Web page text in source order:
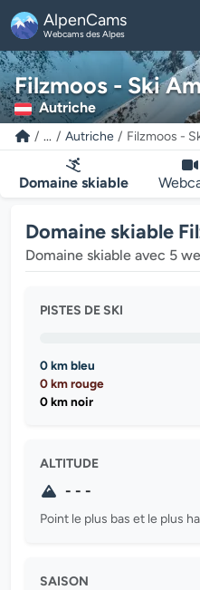
AlpenCams
Webcams des Alpes
Filzmoos - Ski
Autriche
... Autriche Filzmoos -
Domaine skiable
Domaine skiable
Domaine skiable avec 5
PISTES DE SKI
0 km bleu
0 km rouge
0 km noir
ALTITUDE
- - -
Point le plus bas et le plus
SAISON